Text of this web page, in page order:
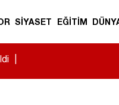
SİYASET EĞİTİM